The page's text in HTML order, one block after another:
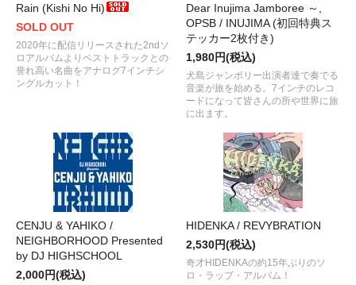
Rain (Kishi No Hi)
SOLD OUT
2020年に配信リリースされた2ndソ
ロアルバムよりベストトラックとの
誉れ高い名曲をアナログ7インチシ
ングルカット！
Dear Inujima Jamboree ～,
OPSB / INUJIMA (初回特典ス
テッカー2枚付き)
1,980円(税込)
犬島ジャンボリー出演者達で奏でる
音楽が旅を始める。7インチのレコ
ードになって皆さんの所や世界に旅
に出ます。
CENJU & YAHIKO /
NEIGHBORHOOD Presented
by DJ HIGHSCHOOL
2,000円(税込)
HIDENKA / REVYBRATION
2,530円(税込)
奇才HIDENKAの約15年ぶりのソ
ロ・ラップ・アルバム！